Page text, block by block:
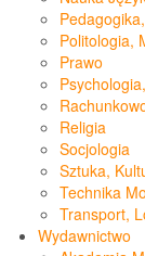
Politologia,
Prawo
Religia
Socjologia
Sztuka,
Technika
Transport,
Wydawnictwo